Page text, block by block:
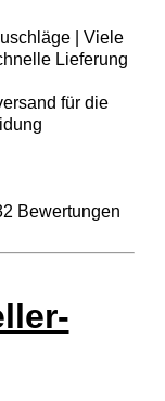
| Viele
Lieferung
für die
Bewertungen